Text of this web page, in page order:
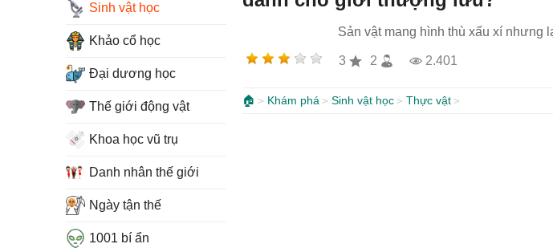
Sản vật mang hình thù xấu xí
3 2 2.401
🏠 Khám phá Sinh vật học Thực vật
Sinh vật học
Khảo cổ học
Đại dương học
Thế giới động vật
Khoa học vũ trụ
Danh nhân thế giới
Ngày tận thế
1001 bí ẩn